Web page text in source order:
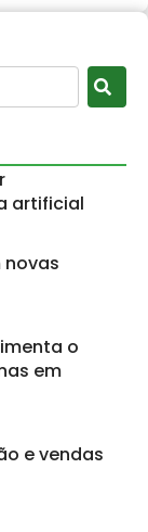
artificial
novas
o
em
e vendas